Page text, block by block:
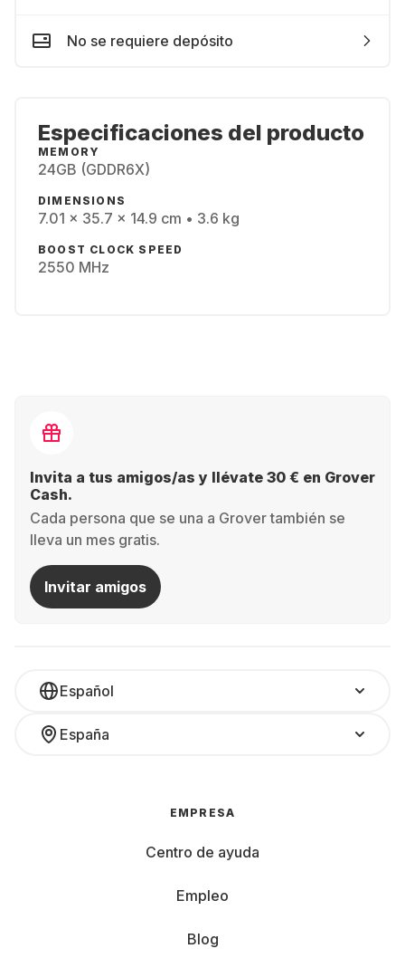
No se requiere depósito
Especificaciones del producto
MEMORY
24GB (GDDR6X)
DIMENSIONS
7.01 x 35.7 x 14.9 cm • 3.6 kg
BOOST CLOCK SPEED
2550 MHz
Invita a tus amigos/as y llévate 30 € en Grover
Cash.
Cada persona que se una a Grover también se
lleva un mes gratis.
Invitar amigos
Español
España
EMPRESA
Centro de ayuda
Empleo
Blog